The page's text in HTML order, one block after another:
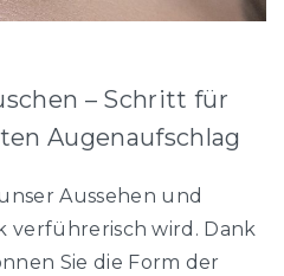
– Schritt für
Augenaufschlag
Aussehen und
verführerisch wird. Dank
Sie die Form der